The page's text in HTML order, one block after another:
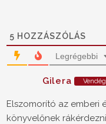
5 HOZZÁSZÓLÁS
Legrégebbi
Gilera Vendég
Elszomorító az emberi
könyvelőnek